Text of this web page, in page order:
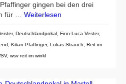
gingen bei den drei
für … Weiterlesen
, Deutschlandpokal Finn-Luca Vester,
Kilian Pfaffinger, Lukas Strauch
Reit im
, wsv reit im winkl